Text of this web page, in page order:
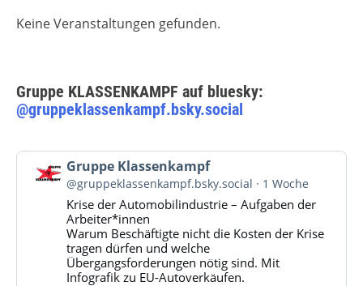
Keine Veranstaltungen gefunden.
Gruppe KLASSENKAMPF auf bluesky:
@gruppeklassenkampf.bsky.social
Beitrag
von
Gruppe
Klassenkampf
Bluesky
ansehen
Gruppe Klassenkampf
@gruppeklassenkampf.bsky.social 1 Woche
Krise der Automobilindustrie – Aufgaben der
Arbeiter*innen
Warum Beschäftigte nicht die Kosten der Krise
tragen dürfen und welche
Übergangsforderungen nötig sind. Mit
Infografik zu EU-Autoverkäufen.